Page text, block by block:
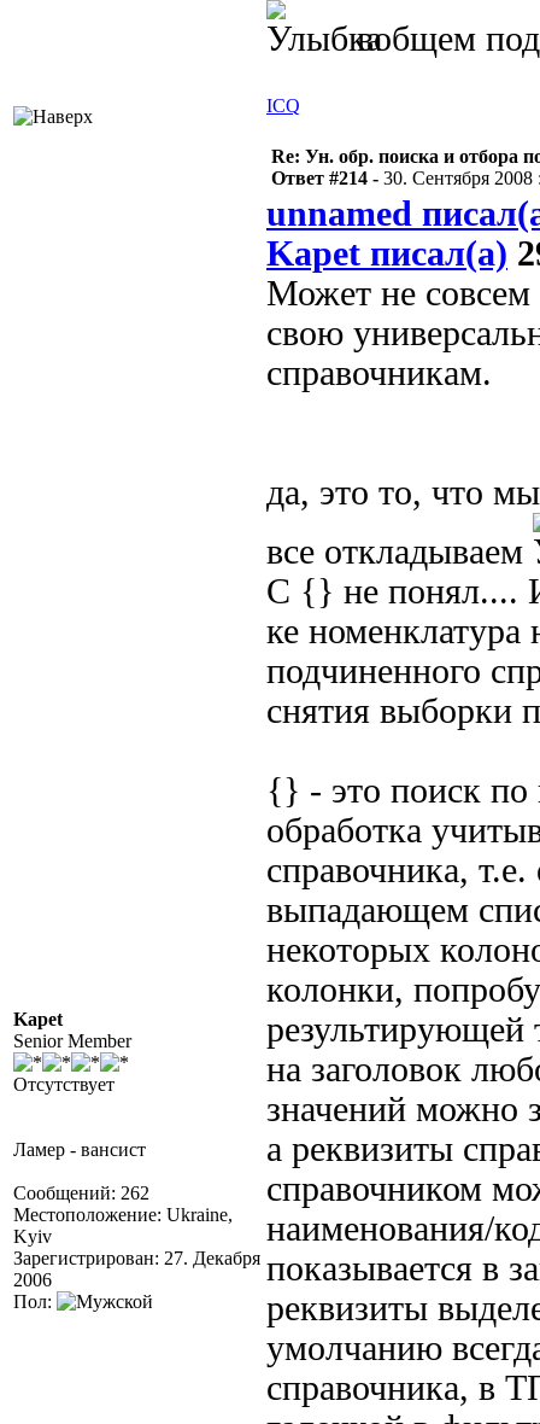
вобщем
ICQ
Kapet
Senior Member
Отсутствует
Ламер - вансист
Сообщений: 262
Местоположение: Ukraine,
Kyiv
Зарегистрирован: 27. Декабря
2006
Пол:
Re: Ун. обр. поиска и отбора
Ответ #214 - 30. Сентября 2008
unnamed
Kapet писал(а)
Может не совсем
свою
справочникам.
да, это то, что
все откладываем
С {} не понял....
ке номенклатура
подчиненного
снятия выборки
{} - это поиск по
обработка
справочника,
выпадающем
некоторых
колонки,
результирующей
на заголовок
значений можно
а реквизиты
справочником
наименования/
показывается в
реквизиты
умолчанию
справочника, в